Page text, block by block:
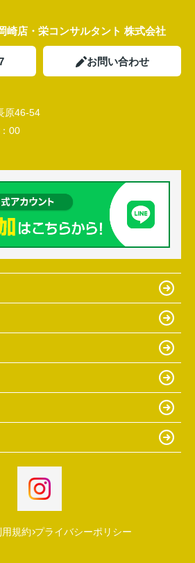
崎店・栄コンサルタント 株式会社
お問い合わせ
原46-54
00
用規約 プライバシーポリシー